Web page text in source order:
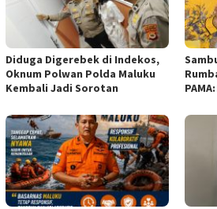
Diduga Digerebek di Indekos,
Oknum Polwan Polda Maluku
Kembali Jadi Sorotan